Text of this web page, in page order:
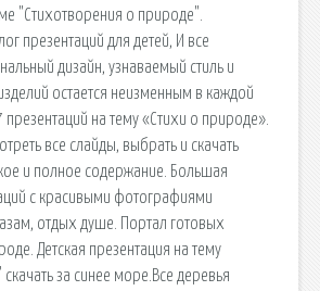
"Стихотворения о природе".
презентаций для детей, И все
дизайн, узнаваемый стиль и
остается неизменным в каждой
на тему «Стихи о природе».
все слайды, выбрать и скачать
и полное содержание. Большая
с красивыми фотографиями
отдых душе. Портал готовых
Детская презентация на тему
за синее море.Все деревья